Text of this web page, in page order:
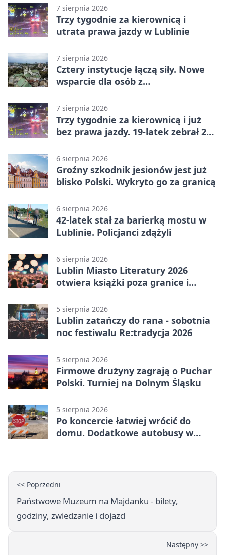
7 sierpnia 2026
Trzy tygodnie za kierownicą i
utrata prawa jazdy w Lublinie
7 sierpnia 2026
Cztery instytucje łączą siły. Nowe
wsparcie dla osób z
7 sierpnia 2026
Trzy tygodnie za kierownicą i już
bez prawa jazdy. 19-latek zebrał 23
6 sierpnia 2026
Groźny szkodnik jesionów jest już
blisko Polski. Wykryto go za granicą
6 sierpnia 2026
42-latek stał za barierką mostu w
Lublinie. Policjanci zdążyli
6 sierpnia 2026
Lublin Miasto Literatury 2026
otwiera książki poza granice i
5 sierpnia 2026
Lublin zatańczy do rana - sobotnia
noc festiwalu Re:tradycja 2026
5 sierpnia 2026
Firmowe drużyny zagrają o Puchar
Polski. Turniej na Dolnym Śląsku
5 sierpnia 2026
Po koncercie łatwiej wrócić do
domu. Dodatkowe autobusy w
<< Poprzedni
Państwowe Muzeum na Majdanku - bilety,
godziny, zwiedzanie i dojazd
Następny >>